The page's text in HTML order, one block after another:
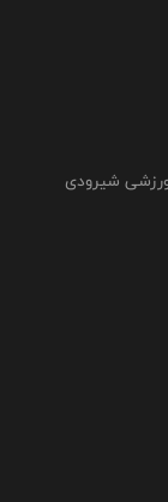
ورزشی شیرودی